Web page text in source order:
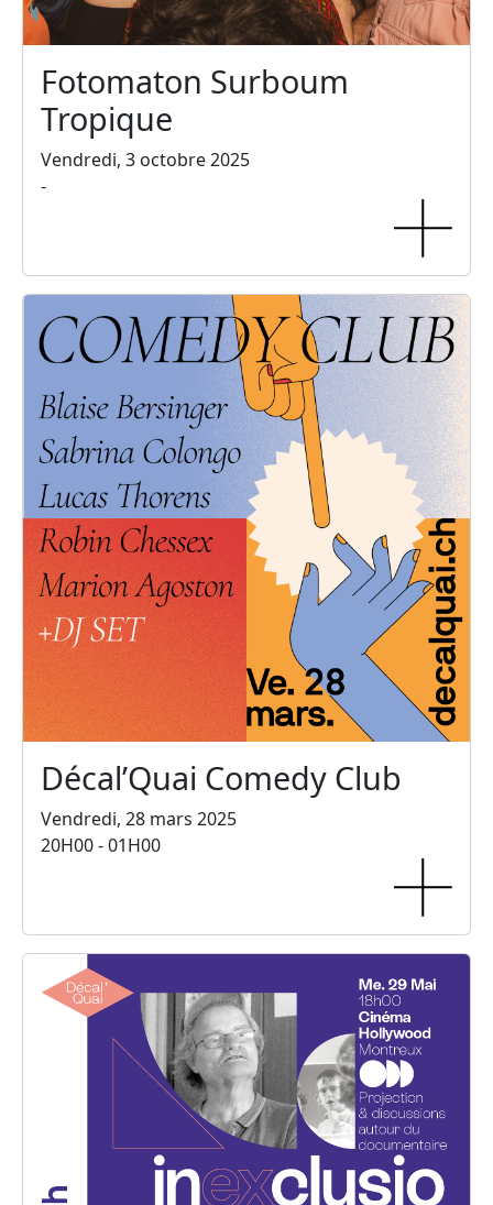
Fotomaton Surboum
Tropique
Vendredi, 3 octobre 2025
-
Décal’Quai Comedy Club
Vendredi, 28 mars 2025
20H00 - 01H00